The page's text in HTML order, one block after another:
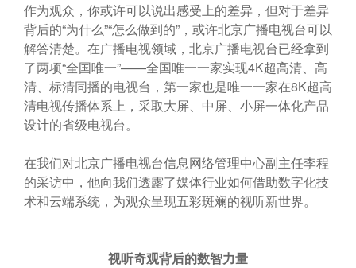
作为观众，你或许可以说出感受上的差异，但对于差异
背后的“为什么”“怎么做到的”，或许北京广播电视台可以
解答清楚。在广播电视领域，北京广播电视台已经拿到
了两项“全国唯一”——全国唯一一家实现4K超高清、高
清、标清同播的电视台，第一家也是唯一一家在8K超高
清电视传播体系上，采取大屏、中屏、小屏一体化产品
设计的省级电视台。
在我们对北京广播电视台信息网络管理中心副主任李程
的采访中，他向我们透露了媒体行业如何借助数字化技
术和云端系统，为观众呈现五彩斑斓的视听新世界。
视听奇观背后的数智力量